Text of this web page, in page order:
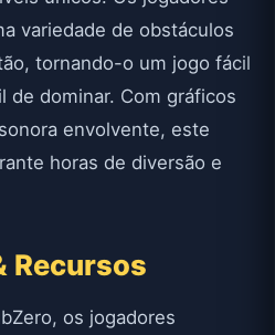
variedade de obstáculos
tornando-o um jogo fácil
de dominar. Com gráficos
envolvente, este
horas de diversão e
Recursos
os jogadores